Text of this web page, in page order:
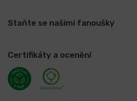
Staňte se našimi fanoušky
Certifikáty a ocenění